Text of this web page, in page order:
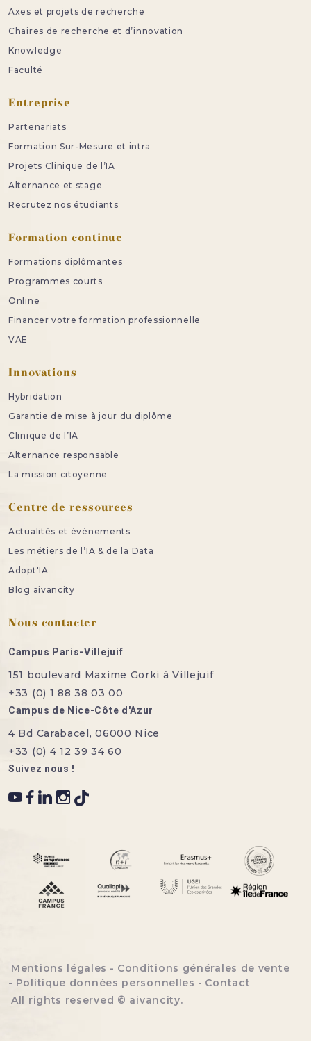
Axes et projets de recherche
Chaires de recherche et d’innovation
Knowledge
Faculté
Entreprise
Partenariats
Formation Sur-Mesure et intra
Projets Clinique de l’IA
Alternance et stage
Recrutez nos étudiants
Formation continue
Formations diplômantes
Programmes courts
Online
Financer votre formation professionnelle
VAE
Innovations
Hybridation
Garantie de mise à jour du diplôme
Clinique de l’IA
Alternance responsable
La mission citoyenne
Centre de ressources
Actualités et événements
Les métiers de l’IA & de la Data
Adopt'IA
Blog aivancity
Nous contacter
Campus Paris-Villejuif
151 boulevard Maxime Gorki à Villejuif
+33 (0) 1 88 38 03 00
Campus de Nice-Côte d'Azur
4 Bd Carabacel, 06000 Nice
+33 (0) 4 12 39 34 60
Suivez nous !
Menu bottom footer
Mentions légales
Conditions générales de vente
Politique données personnelles
Contact
All rights reserved © aivancity.